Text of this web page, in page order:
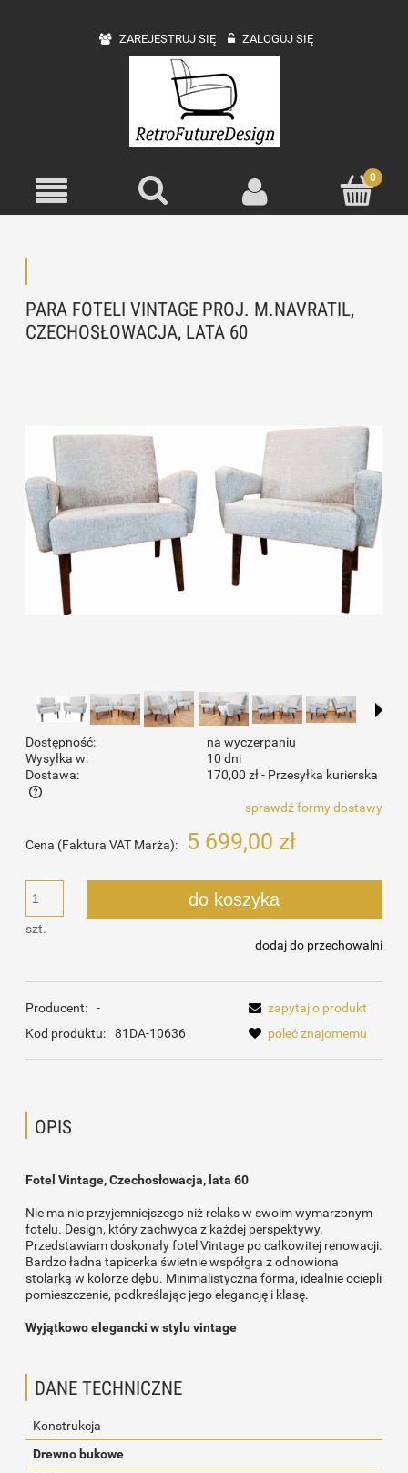
ZAREJESTRUJ SIĘ ZALOGUJ SIĘ
PARA FOTELI VINTAGE PROJ. M.NAVRATIL,
CZECHOSŁOWACJA, LATA 60
Dostępność:
na wyczerpaniu
Wysyłka w:
10 dni
Dostawa:
170,00 zł- Przesyłka kurierska
Cena nie zawiera ewentualnych kosztów płatnościsprawdź formy dostawy
Cena (Faktura VAT Marża): 5 699,00 zł
szt.
do koszyka
dodaj do przechowalni
Producent:
-
Kod produktu:
81DA-10636
zapytaj o produkt
poleć znajomemu
OPIS
Fotel Vintage, Czechosłowacja, lata 60
Nie ma nic przyjemniejszego niż relaks w swoim wymarzonym
fotelu. Design, który zachwyca z każdej perspektywy.
Przedstawiam doskonały fotel Vintage po całkowitej renowacji.
Bardzo ładna tapicerka świetnie współgra z odnowiona
stolarką w kolorze dębu. Minimalistyczna forma, idealnie ociepli
pomieszczenie, podkreślając jego elegancję i klasę.
Wyjątkowo elegancki w stylu vintage
DANE TECHNICZNE
Konstrukcja
Drewno bukowe